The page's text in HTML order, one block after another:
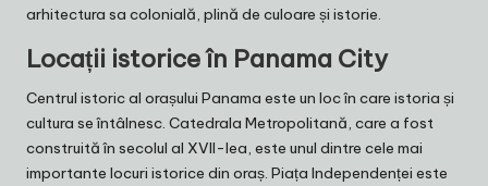
arhitectura sa colonială, plină de culoare și istorie.
Locații istorice în Panama City
Centrul istoric al orașului Panama este un loc în care istoria și
cultura se întâlnesc. Catedrala Metropolitană, care a fost
construită în secolul al XVII-lea, este unul dintre cele mai
importante locuri istorice din oraș. Piața Independenței este